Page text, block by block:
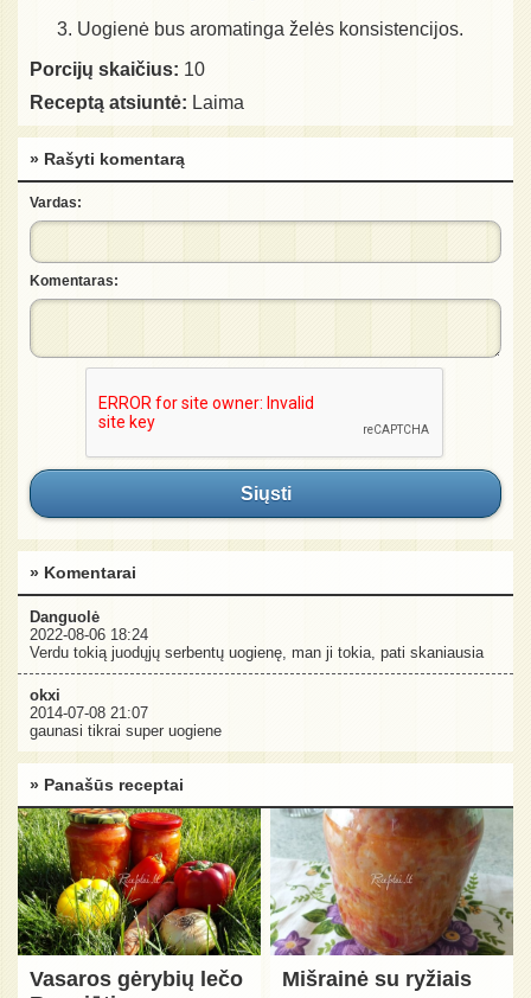
Uogienė bus aromatinga želės konsistencijos.
Porcijų skaičius: 10
Receptą atsiuntė: Laima
» Rašyti komentarą
Vardas:
Komentaras:
Siųsti
» Komentarai
Danguolė
2022-08-06 18:24
Verdu tokią juodųjų serbentų uogienę, man ji tokia, pati skaniausia
okxi
2014-07-08 21:07
gaunasi tikrai super uogiene
» Panašūs receptai
Vasaros gėrybių lečo
Mišrainė su ryžiais